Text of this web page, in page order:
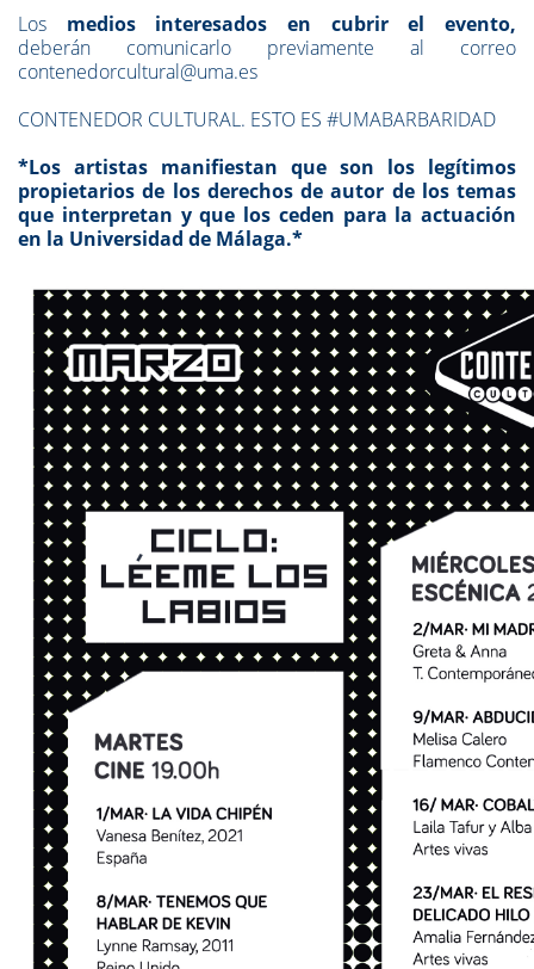
Los medios interesados en cubrir el evento,
deberán comunicarlo previamente al correo
contenedorcultural@uma.es
CONTENEDOR CULTURAL. ESTO ES #UMABARBARIDAD
*Los artistas manifiestan que son los legítimos
propietarios de los derechos de autor de los temas
que interpretan y que los ceden para la actuación
en la Universidad de Málaga.*